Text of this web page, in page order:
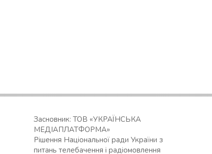
Засновник: ТОВ «УКРАЇНСЬКА
МЕДІАПЛАТФОРМА»
Рішення Національної ради України з
питань телебачення і радіомовлення